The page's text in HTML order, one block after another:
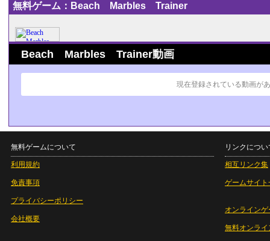
無料ゲーム：Beach Marbles Trainer
Beach Marbles Trainer動画
現在登録されている動画が
無料ゲームについて
利用規約
免責事項
プライバシーポリシー
会社概要
リンクについ
相互リンク集
ゲームサイト
オンラインゲ
無料オンライ